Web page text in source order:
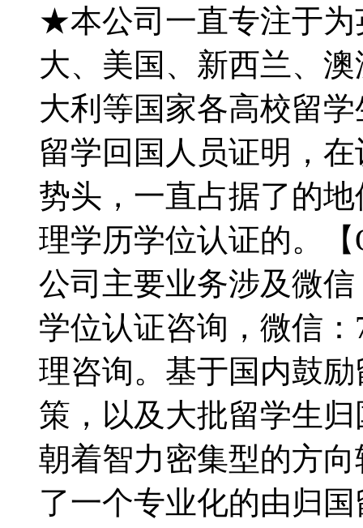
★本公司一直专注于为
大、美国、新西兰、
大利等国家各高校留
留学回国人员证明，
势头，一直占据了的
理学历学位认证的。【
公司主要业务涉及微
学位认证咨询，微信
理咨询。基于国内鼓
策，以及大批留学生
朝着智力密集型的方向
了一个专业化的由归